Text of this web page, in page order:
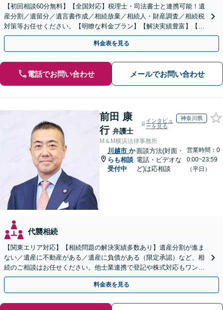
【初回相談60分無料】【全国対応】税理士・司法書士と連携可能！遺
産分割／遺留分／遺言書作成／相続放棄／相続人・財産調査／相続税
対策等お任せください。【明瞭な料金プラン】【解決実績豊富】【電
話相談可】
料金表を見る
電話でお問い合わせ メールでお問い合わせ
前田 康
行 弁護士
インタビュ
ーを見る
神奈川県
M＆M横浜法律事務所
川越市 か
らも相談
受付中
面談方法(対面・
電話・ビデオな
ど)は応相談
営業時間：0
0:00~23:59
（平日）
代襲相続
【関東エリア対応】【相続問題の解決実績多数あり】遺産分割が進ま
ない／遺産に不動産がある／遺産に負債がある（限定承認）など、相
続のご相談はお任せください。他士業連携で登記や株式対応もワンス
トップ対応します【土日祝対応可】【弁護士歴30年】
料金表を見る